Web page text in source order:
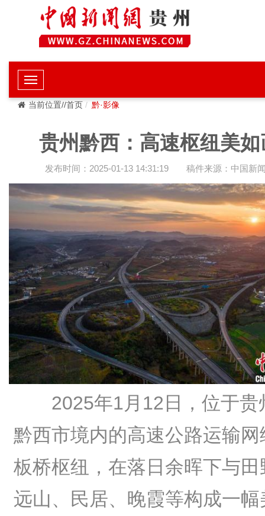
当前位置//首页 黔·影像
贵州黔西：高速枢纽美如
发布时间：2025-01-13 14:31:19 稿件来源：中国新
2025年1月12日，位于贵
黔西市境内的高速公路运输网
板桥枢纽，在落日余晖下与田
远山、民居、晚霞等构成一幅